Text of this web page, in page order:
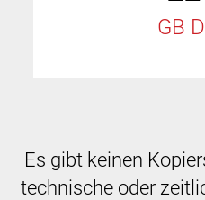
GB
Es gibt keinen
technische oder